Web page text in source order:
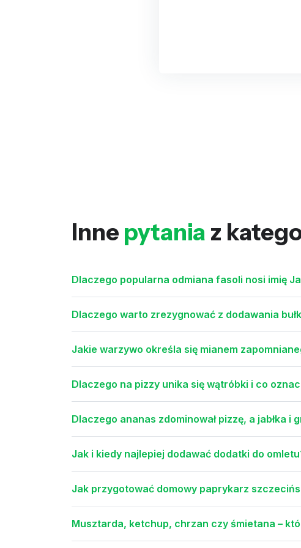
Inne pytania z
Dlaczego popularna odmiana fasoli nosi imię
Dlaczego warto zrezygnować z dodawania
Jakie warzywo określa się mianem
Dlaczego na pizzy unika się wątróbki i co
Dlaczego ananas zdominował pizzę, a jabłka i
Jak i kiedy najlepiej dodawać dodatki do
Jak przygotować domowy paprykarz
Musztarda, ketchup, chrzan czy śmietana –